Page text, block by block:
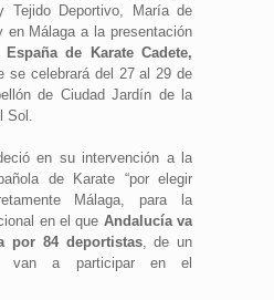
Tejido Deportivo, María de
en Málaga a la presentación
de Karate Cadete,
se celebrará del 27 al 29 de
de Ciudad Jardín de la
Sol.
en su intervención a la
de Karate “por elegir
Málaga, para la
en el que Andalucía va
por 84 deportistas, de un
van a participar en el